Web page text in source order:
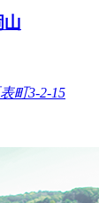
山
町3-2-15